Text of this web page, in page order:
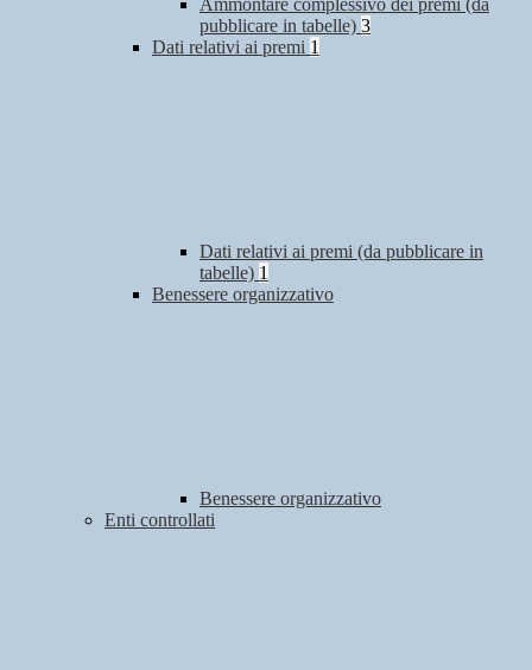
Ammontare complessivo dei premi (da
pubblicare in tabelle) 3
Dati relativi ai premi 1
Dati relativi ai premi (da pubblicare in
tabelle) 1
Benessere organizzativo
Benessere organizzativo
Enti controllati